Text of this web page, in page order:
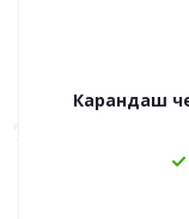
Карандаш